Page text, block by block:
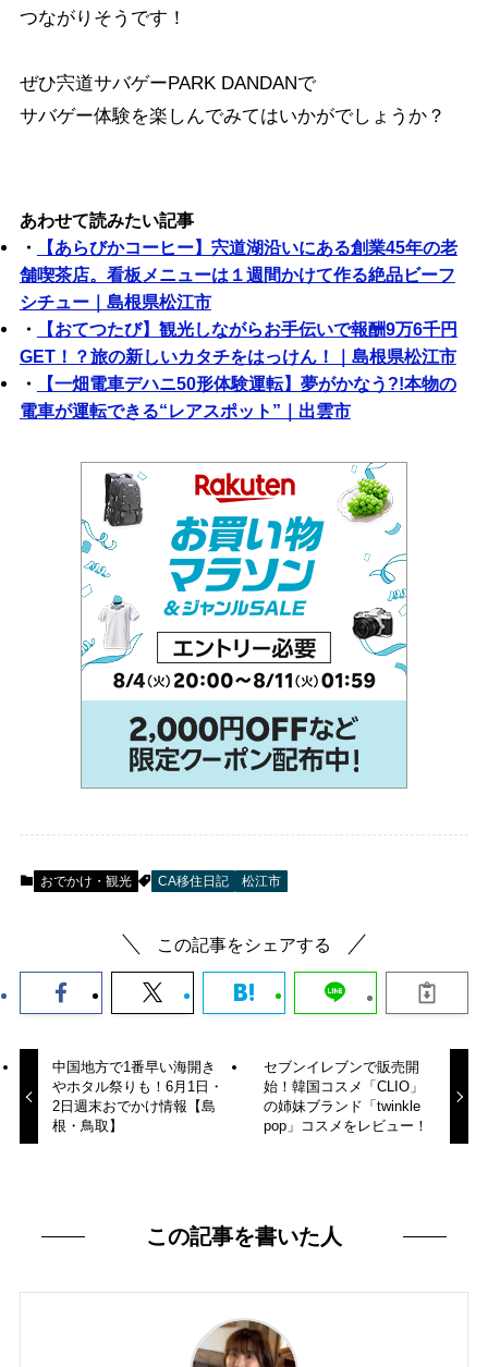
つながりそうです！
ぜひ宍道サバゲーPARK DANDANで
サバゲー体験を楽しんでみてはいかがでしょうか？
あわせて読みたい記事
・
【あらびかコーヒー】宍道湖沿いにある創業45年の老
舗喫茶店。看板メニューは１週間かけて作る絶品ビーフ
シチュー｜島根県松江市
・
【おてつたび】観光しながらお手伝いで報酬9万6千円
GET！？旅の新しいカタチをはっけん！｜島根県松江市
・
【一畑電車デハニ50形体験運転】夢がかなう?!本物の
電車が運転できる“レアスポット”｜出雲市
おでかけ・観光 CA移住日記 松江市
この記事をシェアする
中国地方で1番早い海開き
やホタル祭りも！6月1日・
2日週末おでかけ情報【島
根・鳥取】
セブンイレブンで販売開
始！韓国コスメ「CLIO」
の姉妹ブランド「twinkle
pop」コスメをレビュー！
この記事を書いた人